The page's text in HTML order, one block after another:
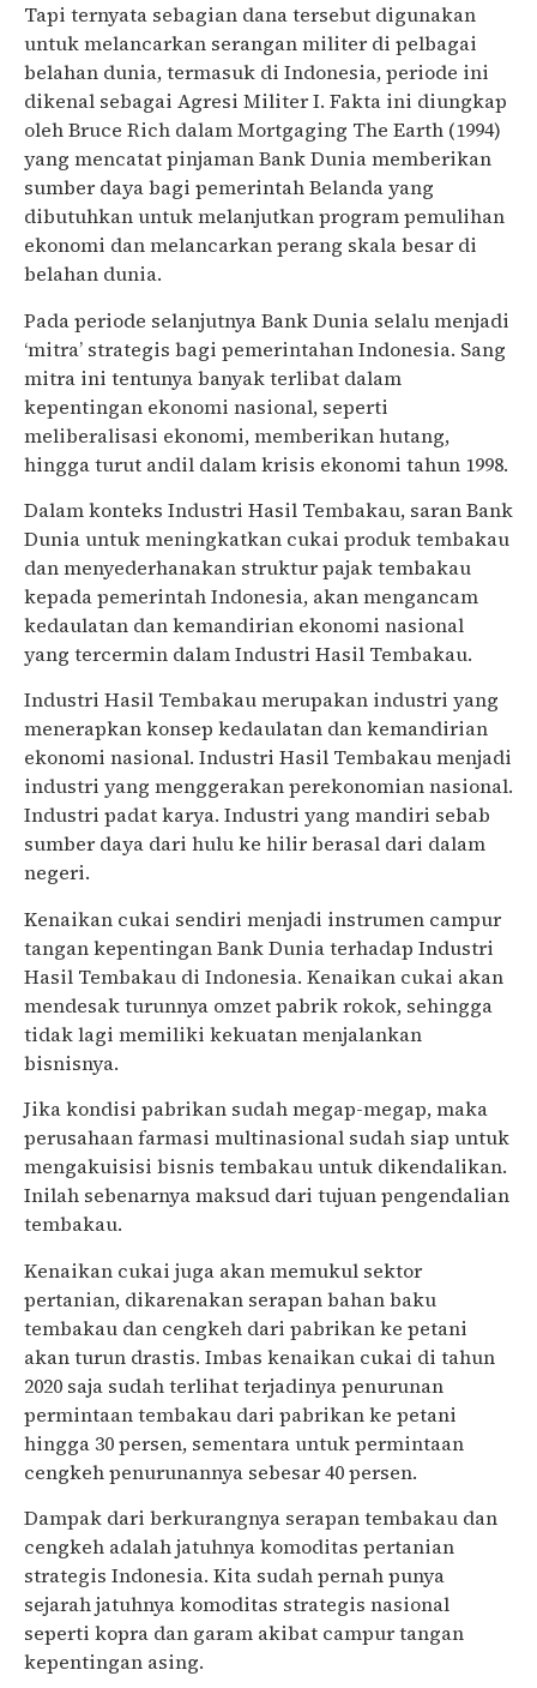
Tapi ternyata sebagian dana tersebut digunakan
untuk melancarkan serangan militer di pelbagai
belahan dunia, termasuk di Indonesia, periode ini
dikenal sebagai Agresi Militer I. Fakta ini diungkap
oleh Bruce Rich dalam Mortgaging The Earth (1994)
yang mencatat pinjaman Bank Dunia memberikan
sumber daya bagi pemerintah Belanda yang
dibutuhkan untuk melanjutkan program pemulihan
ekonomi dan melancarkan perang skala besar di
belahan dunia.
Pada periode selanjutnya Bank Dunia selalu menjadi
‘mitra’ strategis bagi pemerintahan Indonesia. Sang
mitra ini tentunya banyak terlibat dalam
kepentingan ekonomi nasional, seperti
meliberalisasi ekonomi, memberikan hutang,
hingga turut andil dalam krisis ekonomi tahun 1998.
Dalam konteks Industri Hasil Tembakau, saran Bank
Dunia untuk meningkatkan cukai produk tembakau
dan menyederhanakan struktur pajak tembakau
kepada pemerintah Indonesia, akan mengancam
kedaulatan dan kemandirian ekonomi nasional
yang tercermin dalam Industri Hasil Tembakau.
Industri Hasil Tembakau merupakan industri yang
menerapkan konsep kedaulatan dan kemandirian
ekonomi nasional. Industri Hasil Tembakau menjadi
industri yang menggerakan perekonomian nasional.
Industri padat karya. Industri yang mandiri sebab
sumber daya dari hulu ke hilir berasal dari dalam
negeri.
Kenaikan cukai sendiri menjadi instrumen campur
tangan kepentingan Bank Dunia terhadap Industri
Hasil Tembakau di Indonesia. Kenaikan cukai akan
mendesak turunnya omzet pabrik rokok, sehingga
tidak lagi memiliki kekuatan menjalankan
bisnisnya.
Jika kondisi pabrikan sudah megap-megap, maka
perusahaan farmasi multinasional sudah siap untuk
mengakuisisi bisnis tembakau untuk dikendalikan.
Inilah sebenarnya maksud dari tujuan pengendalian
tembakau.
Kenaikan cukai juga akan memukul sektor
pertanian, dikarenakan serapan bahan baku
tembakau dan cengkeh dari pabrikan ke petani
akan turun drastis. Imbas kenaikan cukai di tahun
2020 saja sudah terlihat terjadinya penurunan
permintaan tembakau dari pabrikan ke petani
hingga 30 persen, sementara untuk permintaan
cengkeh penurunannya sebesar 40 persen.
Dampak dari berkurangnya serapan tembakau dan
cengkeh adalah jatuhnya komoditas pertanian
strategis Indonesia. Kita sudah pernah punya
sejarah jatuhnya komoditas strategis nasional
seperti kopra dan garam akibat campur tangan
kepentingan asing.